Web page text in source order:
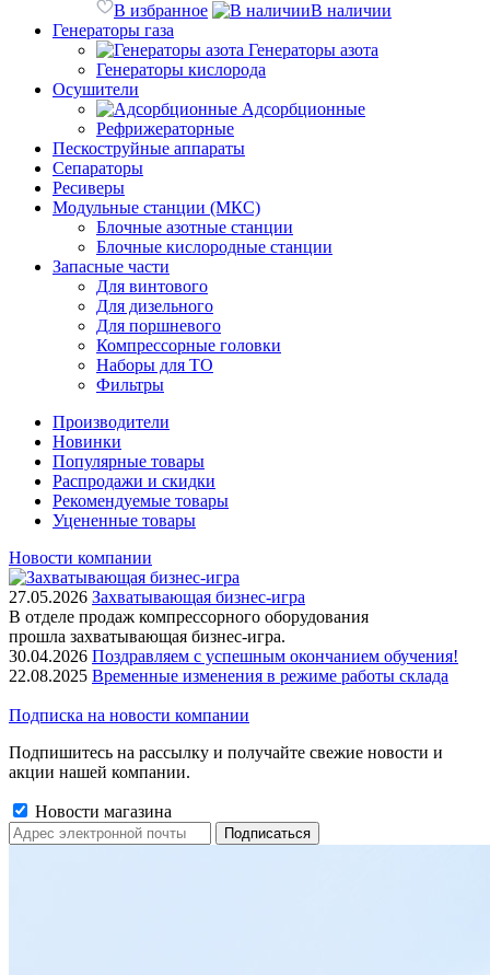
В избранное
В наличии
Генераторы газа
Генераторы азота
Генераторы кислорода
Осушители
Адсорбционные
Рефрижераторные
Пескоструйные аппараты
Сепараторы
Ресиверы
Модульные станции (МКС)
Блочные азотные станции
Блочные кислородные станции
Запасные части
Для винтового
Для дизельного
Для поршневого
Компрессорные головки
Наборы для ТО
Фильтры
Производители
Новинки
Популярные товары
Распродажи и скидки
Рекомендуемые товары
Уцененные товары
Новости компании
27.05.2026 Захватывающая бизнес-игра
В отделе продаж компрессорного оборудования
прошла захватывающая бизнес-игра.
30.04.2026 Поздравляем с успешным окончанием обучения!
22.08.2025 Временные изменения в режиме работы склада
Подписка на новости компании
Подпишитесь на рассылку и получайте свежие новости и
акции нашей компании.
Новости магазина